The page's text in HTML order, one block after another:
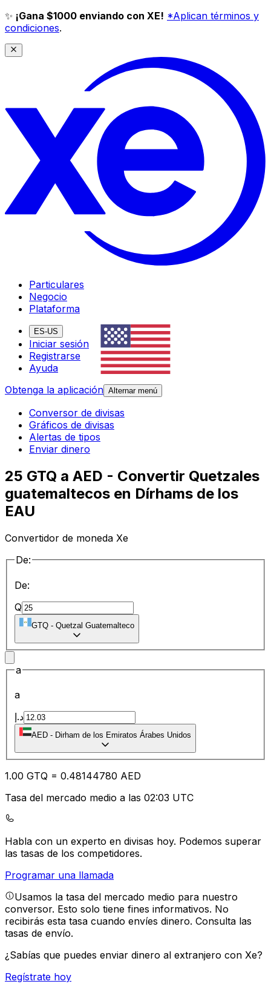
✨ ¡Gana $1000 enviando con XE! *Aplican términos y
condiciones.
Particulares
Negocio
Plataforma
ES-US
Iniciar sesión
Registrarse
Ayuda
Obtenga la aplicación Alternar menú
Conversor de divisas
Gráficos de divisas
Alertas de tipos
Enviar dinero
25 GTQ a AED - Convertir Quetzales
guatemaltecos en Dírhams de los
EAU
Convertidor de moneda Xe
De:
De:
Q
GTQ - Quetzal Guatemalteco
a
a
د.إ
AED - Dirham de los Emiratos Árabes Unidos
1.00 GTQ = 0.48144780 AED
Tasa del mercado medio a las 02:03 UTC
Habla con un experto en divisas hoy. Podemos superar
las tasas de los competidores.
Programar una llamada
Usamos la tasa del mercado medio para nuestro
conversor. Esto solo tiene fines informativos. No
recibirás esta tasa cuando envíes dinero. Consulta las
tasas de envío.
¿Sabías que puedes enviar dinero al extranjero con Xe?
Regístrate hoy